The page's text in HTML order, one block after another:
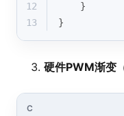
12
    }
13
}
硬件PWM渐变
C